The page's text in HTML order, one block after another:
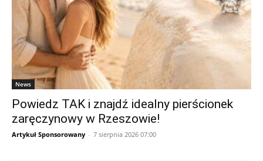
News
Powiedz TAK i znajdź idealny pierścionek
zaręczynowy w Rzeszowie!
Artykuł Sponsorowany - 7 sierpnia 2026 07:00